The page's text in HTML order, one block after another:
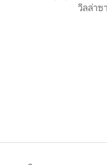
วิลล่าซ